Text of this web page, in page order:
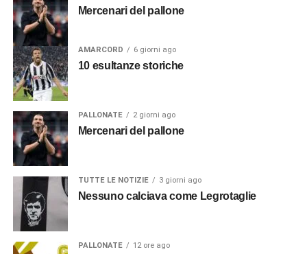
Mercenari del pallone
AMARCORD 6 giorni ago
10 esultanze storiche
PALLONATE 2 giorni ago
Mercenari del pallone
TUTTE LE NOTIZIE 3 giorni ago
Nessuno calciava come Legrotaglie
PALLONATE 12 ore ago